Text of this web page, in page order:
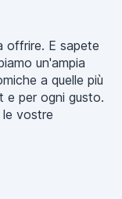
offrire. E sapete
un'ampia
a quelle più
e per ogni gusto.
vostre